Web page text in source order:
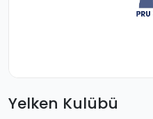
Yelken Kulübü